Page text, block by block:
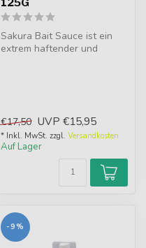
Sakura Bait Sauce ist ein
extrem haftender und
€17,50 UVP €15,95
* Inkl. MwSt. zzgl. Versandkosten
Auf Lager
-9%